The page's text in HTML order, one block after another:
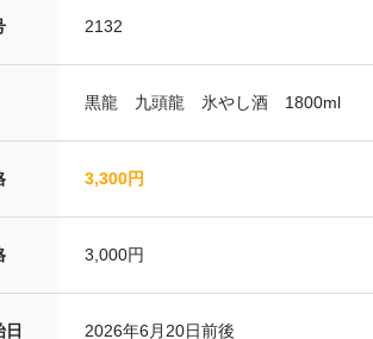
2132
黒龍 九頭龍 氷やし酒 1800ml
3,300円
3,000円
日 2026年6月20日前後